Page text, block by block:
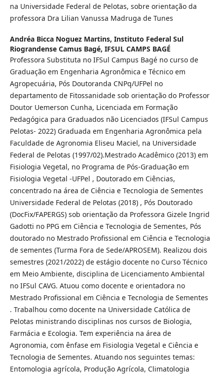
na Universidade Federal de Pelotas, sobre orientação da
professora Dra Lilian Vanussa Madruga de Tunes
Andréa Bicca Noguez Martins, Instituto Federal Sul
Riograndense Camus Bagé, IFSUL CAMPS BAGÉ
Professora Substituta no IFSul Campus Bagé no curso de
Graduação em Engenharia Agronômica e Técnico em
Agropecuária, Pós Doutoranda CNPq/UFPel no
departamento de Fitossanidade sob orientação do Professor
Doutor Uemerson Cunha, Licenciada em Formação
Pedagógica para Graduados não Licenciados (IFSul Campus
Pelotas- 2022) Graduada em Engenharia Agronômica pela
Faculdade de Agronomia Eliseu Maciel, na Universidade
Federal de Pelotas (1997/02).Mestrado Acadêmico (2013) em
Fisiologia Vegetal, no Programa de Pós-Graduação em
Fisiologia Vegetal -UFPel , Doutorado em Ciências,
concentrado na área de Ciência e Tecnologia de Sementes
Universidade Federal de Pelotas (2018) , Pós Doutorado
(DocFix/FAPERGS) sob orientação da Professora Gizele Ingrid
Gadotti no PPG em Ciência e Tecnologia de Sementes, Pós
doutorado no Mestrado Profissional em Ciência e Tecnologia
de sementes (Turma Fora de Sede/APROSEM). Realizou dois
semestres (2021/2022) de estágio docente no Curso Técnico
em Meio Ambiente, disciplina de Licenciamento Ambiental
no IFSul CAVG. Atuou como docente e orientadora no
Mestrado Profissional em Ciência e Tecnologia de Sementes
. Trabalhou como docente na Universidade Católica de
Pelotas ministrando disciplinas nos cursos de Biologia,
Farmácia e Ecologia. Tem experiência na área de
Agronomia, com ênfase em Fisiologia Vegetal e Ciência e
Tecnologia de Sementes. Atuando nos seguintes temas:
Entomologia agrícola, Produção Agrícola, Climatologia